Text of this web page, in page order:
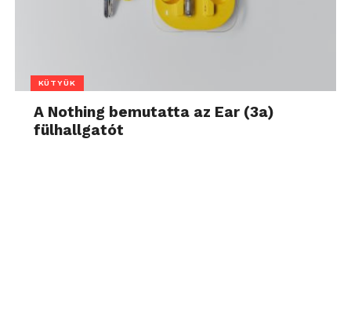
KÜTYÜK
A Nothing bemutatta az Ear (3a)
fülhallgatót